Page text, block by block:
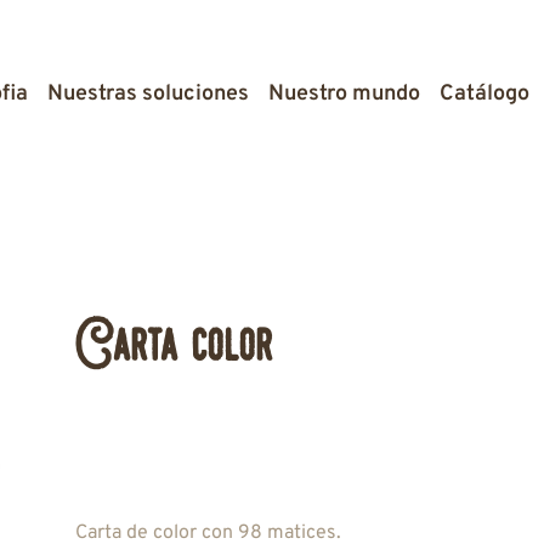
Nuestras soluciones Nuestro mundo Catálogo
Carta color
Carta de color con 98 matices.